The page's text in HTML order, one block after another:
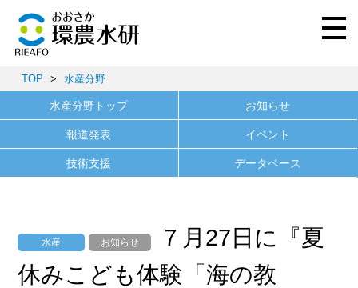
TOP > 水産分野
水産分野トップ お知らせ
報道発表 イベント
技術支援 データベース
水産 お知らせ
７月27日に『夏
休みこども体験「海の教